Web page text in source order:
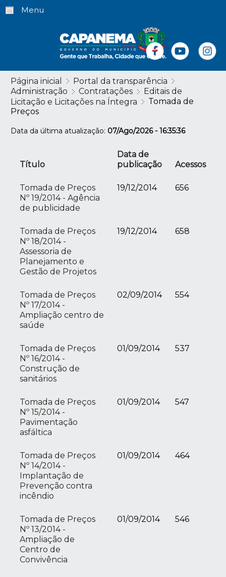
Menu
Página inicial
Portal da transparência
Administração
Contratações
Editais de
Licitação e Licitações na Íntegra
Tomada de
Preços
Data da última atualização: 07/Ago/2026 - 16:35:36
Título
Data de
publicação
Acessos
Tomada de Preços
Nº 19/2014 - Agência
de publicidade
19/12/2014 656
Tomada de Preços
Nº 18/2014 -
Assessoria de
Planejamento e
Gestão de Projetos
19/12/2014 658
Tomada de Preços
Nº 17/2014 -
Ampliação centro de
saúde
02/09/2014 554
Tomada de Preços
Nº 16/2014 -
Construção de
sanitários
01/09/2014 537
Tomada de Preços
Nº 15/2014 -
Pavimentação
asfáltica
01/09/2014 547
Tomada de Preços
Nº 14/2014 -
Implantação de
Prevenção contra
incêndio
01/09/2014 464
Tomada de Preços
Nº 13/2014 -
Ampliação de
Centro de
Convivência
01/09/2014 546